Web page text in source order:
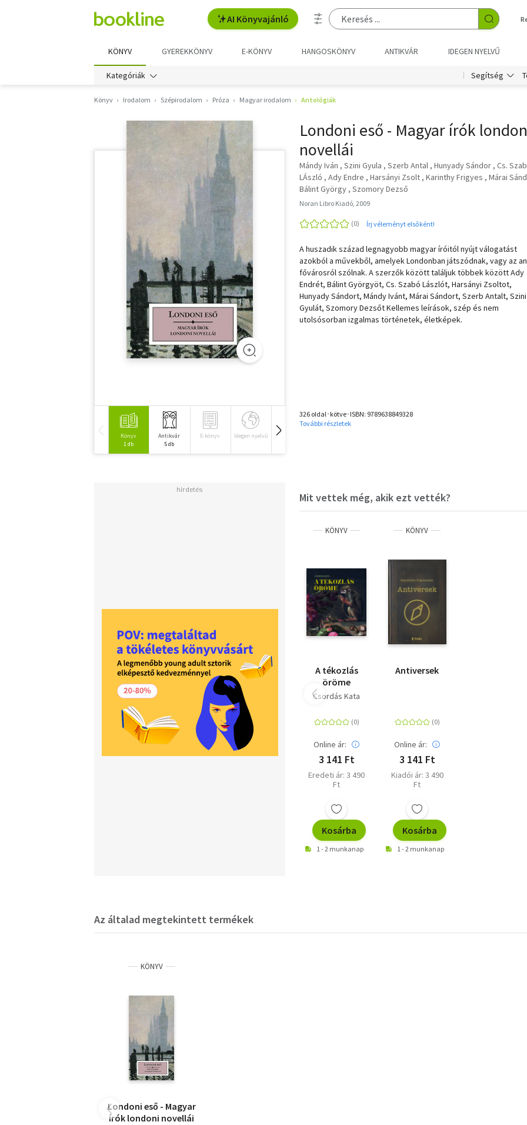
AI Könyvajánló
KÖNYV GYEREKKÖNYV E-KÖNYV HANGOSKÖNYV ANTIKVÁR IDEGEN NYELVŰ
Kategóriák Segítség
Könyv Irodalom Szépirodalom Próza Magyar irodalom Antológiák
Könyv
1 db
Antikvár
5 db
E-könyv Idegen nyelvű Hangoskönyv
Londoni eső - Magyar írók
novellái
Mándy Iván Szini Gyula Szerb Antal Hunyady Sándor Cs.
LÁszló
Ady Endre Harsányi Zsolt Karinthy Frigyes
Márai
Bálint György Szomory Dezső
Noran Libro Kiadó, 2009
Írj véleményt elsőként!
A huszadik század legnagyobb magyar íróitól nyújt válogatást
azokból a művekből, amelyek Londonban játszódnak, vagy az
fővárosról szólnak. A szerzők között találjuk többek között Ady
Endrét, Bálint Györgyöt, Cs. Szabó Lászlót, Harsányi Zsoltot,
Hunyady Sándort, Mándy Ivánt, Márai Sándort, Szerb Antalt, Szini
Gyulát, Szomory Dezsőt Kellemes leírások, szép és nem
utolsósorban izgalmas történetek, életképek.
326 oldal･kötve･ISBN: 9789638849328
További részletek
Mit vettek még, akik ezt vették?
KÖNYV
A tékozlás
öröme
Csordás Kata
Online ár:
3 141 Ft
Eredeti ár: 3 490
Ft
Kosárba
1 - 2 munkanap
KÖNYV
Antiversek
Online ár:
3 141 Ft
Kiadói ár: 3 490
Ft
Kosárba
1 - 2 munkanap
Az általad megtekintett termékek
KÖNYV
Londoni eső - Magyar
írók londoni novellái